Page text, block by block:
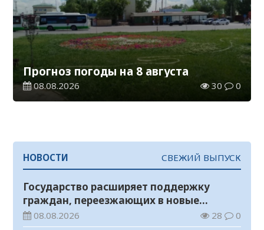
Прогноз погоды на 8 августа
08.08.2026 30 0
НОВОСТИ СВЕЖИЙ ВЫПУСК
Государство расширяет поддержку
граждан, переезжающих в новые
регионы для работы
08.08.2026 28 0